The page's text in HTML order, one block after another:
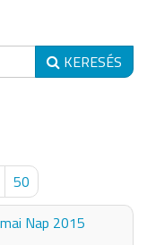
KERESÉS
50
Nap 2015